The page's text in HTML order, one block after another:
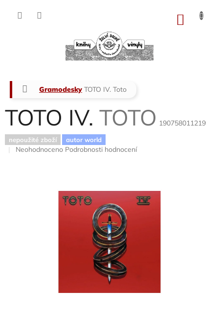
Domů
Gramodesky TOTO IV. Toto
TOTO IV. TOTO 190758011219
nepoužité zboží autor world
Průměrné
Neohodnoceno Podrobnosti hodnocení